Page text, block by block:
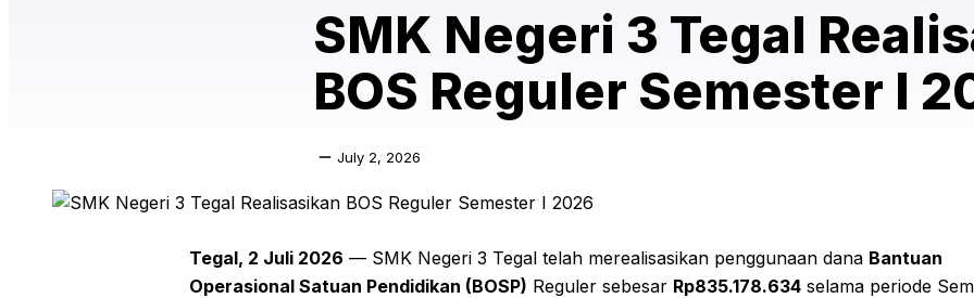
SMK Negeri 3 Tegal
BOS Reguler Semester I
July 2, 2026
Tegal, 2 Juli 2026 — SMK Negeri 3 Tegal telah merealisasikan penggunaan dana Bantuan
Operasional Satuan Pendidikan (BOSP) Reguler sebesar Rp835.178.634 selama periode